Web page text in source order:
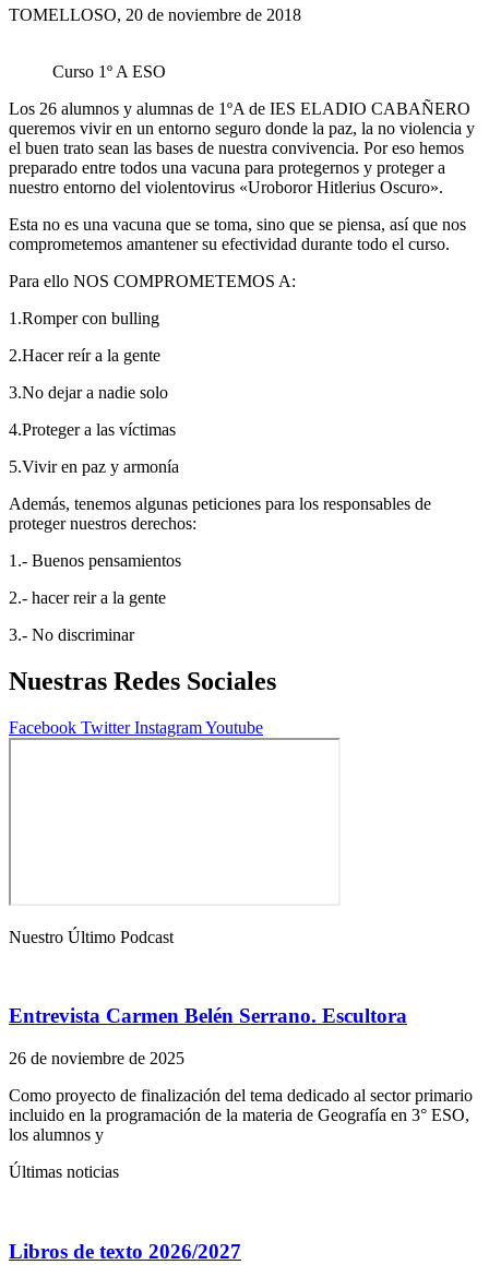
TOMELLOSO, 20 de noviembre de 2018
Curso 1º A ESO
Los 26 alumnos y alumnas de 1ºA de IES ELADIO CABAÑERO
queremos vivir en un entorno seguro donde la paz, la no violencia y
el buen trato sean las bases de nuestra convivencia. Por eso hemos
preparado entre todos una vacuna para protegernos y proteger a
nuestro entorno del violentovirus «Uroboror Hitlerius Oscuro».
Esta no es una vacuna que se toma, sino que se piensa, así que nos
comprometemos amantener su efectividad durante todo el curso.
Para ello NOS COMPROMETEMOS A:
1.Romper con bulling
2.Hacer reír a la gente
3.No dejar a nadie solo
4.Proteger a las víctimas
5.Vivir en paz y armonía
Además, tenemos algunas peticiones para los responsables de
proteger nuestros derechos:
1.- Buenos pensamientos
2.- hacer reir a la gente
3.- No discriminar
Nuestras Redes Sociales
Facebook Twitter InstagramYoutube
Nuestro Último Podcast
Entrevista Carmen Belén Serrano. Escultora
26 de noviembre de 2025
Como proyecto de finalización del tema dedicado al sector primario
incluido en la programación de la materia de Geografía en 3° ESO,
los alumnos y
Últimas noticias
Libros de texto 2026/2027